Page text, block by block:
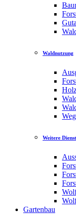
Waldnutzung
Weitere
Gartenbau